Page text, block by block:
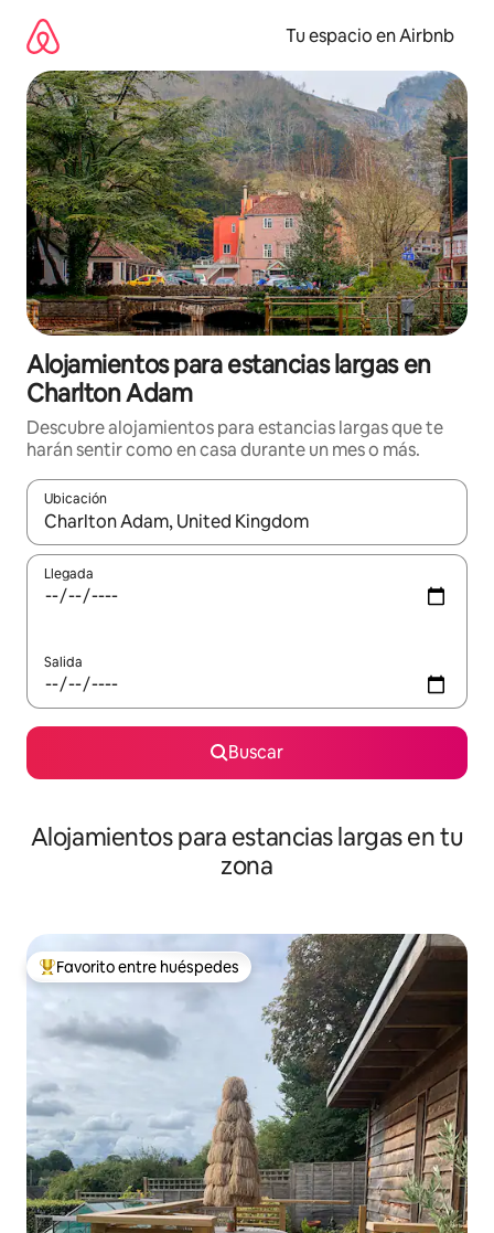
contenido
Tu espacio en Airbnb
Alojamientos para estancias largas en
Charlton Adam
Descubre alojamientos para estancias largas que te
harán sentir como en casa durante un mes o más.
Ubicación
Cuando los resultados estén disponibles, podrás navegar
Llegada
Salida
Buscar
Alojamientos para estancias largas en tu
zona
De los mejores en Favorito entre huéspedes
Favorito entre huéspedes